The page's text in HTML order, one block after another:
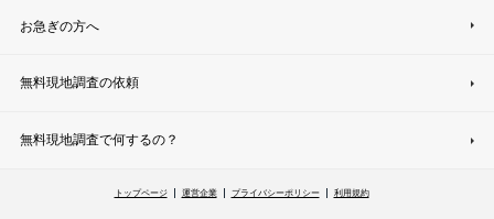
お急ぎの方へ
無料現地調査の依頼
無料現地調査で何するの？
トップページ 運営企業 プライバシーポリシー 利用規約